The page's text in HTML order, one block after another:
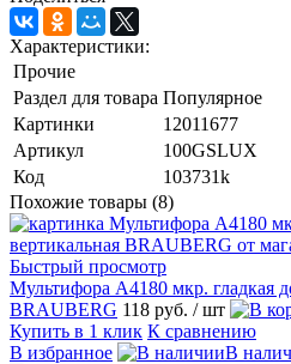
Характеристики:
Прочие
Раздел для товара Популярное
Картинки
12011677
Артикул
100GSLUX
Код
103731k
Похожие товары (8)
Быстрый просмотр
Мультифора А4180 мкр. гладкая
BRAUBERG 118 руб. / шт
Купить в 1 клик К сравнению
В избранное
В